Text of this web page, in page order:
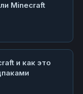
Minecraft
и как это